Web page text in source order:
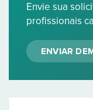
Envie sua
profissionais
ENVIAR